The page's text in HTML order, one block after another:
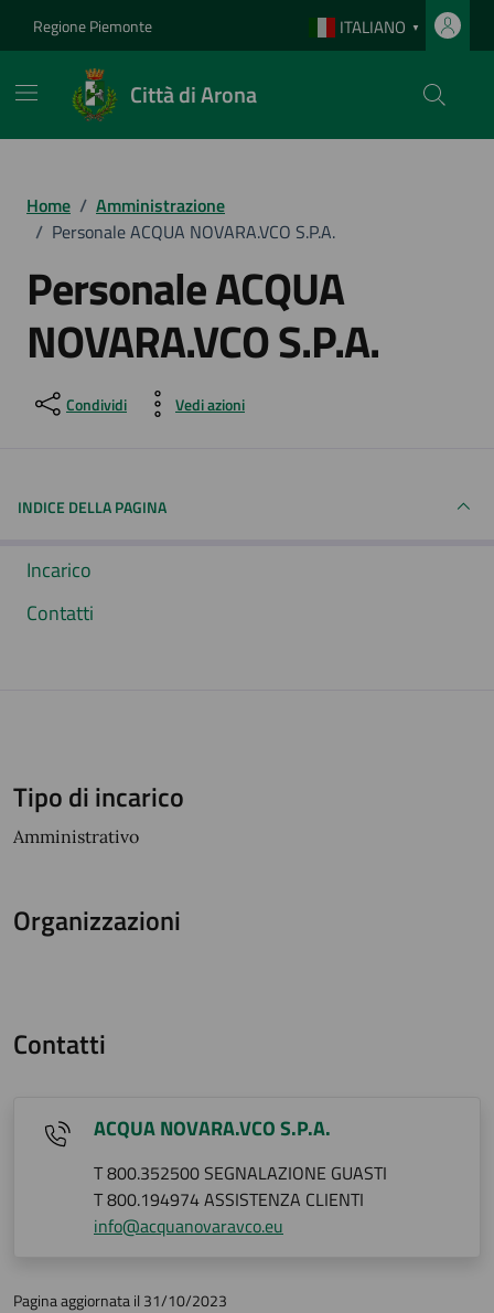
Regione Piemonte ITALIANO ▼
Città di Arona
Home / Amministrazione
/ Personale ACQUA NOVARA.VCO S.P.A.
Personale ACQUA
NOVARA.VCO S.P.A.
Condividi Vedi azioni
INDICE DELLA PAGINA
Incarico
Contatti
Tipo di incarico
Amministrativo
Organizzazioni
Contatti
ACQUA NOVARA.VCO S.P.A.
T 800.352500 SEGNALAZIONE GUASTI
T 800.194974 ASSISTENZA CLIENTI
info@acquanovaravco.eu
Pagina aggiornata il 31/10/2023